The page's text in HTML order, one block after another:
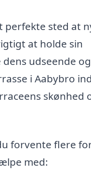
perfekte sted at
at holde sin
udseende og
i Aabybro
skønhed
forvente flere
med: